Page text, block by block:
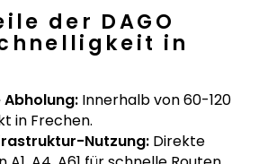
der DAGO
in
Abholung: Innerhalb von 60-120
in Frechen.
Nutzung: Direkte